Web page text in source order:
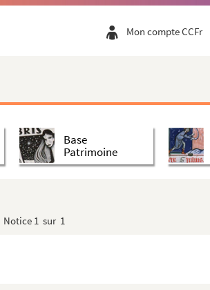
Mon compte CCFr
Base
Patrimoine
Notice 1 sur 1